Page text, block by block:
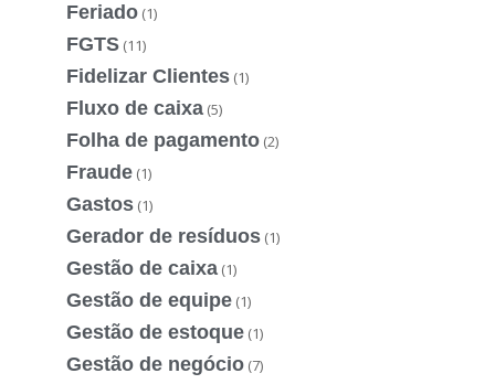
Feriado (1)
FGTS (11)
Fidelizar Clientes (1)
Fluxo de caixa (5)
Folha de pagamento (2)
Fraude (1)
Gastos (1)
Gerador de resíduos (1)
Gestão de caixa (1)
Gestão de equipe (1)
Gestão de estoque (1)
Gestão de negócio (7)